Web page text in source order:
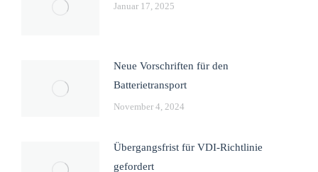
Januar 17, 2025
Neue Vorschriften für den
Batterietransport
November 4, 2024
Übergangsfrist für VDI-Richtlinie
gefordert